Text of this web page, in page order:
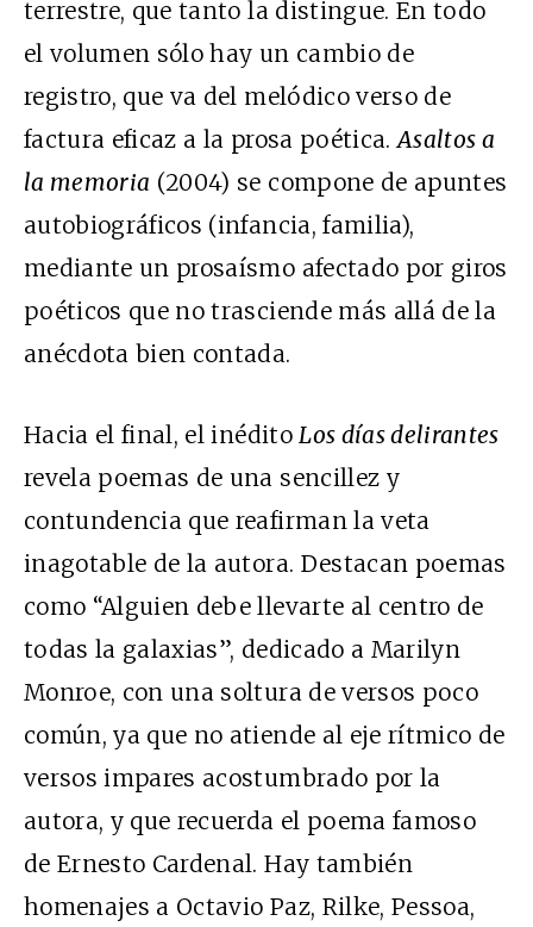
terrestre, que tanto la distingue. En todo
el volumen sólo hay un cambio de
registro, que va del melódico verso de
factura eficaz a la prosa poética. Asaltos a
la memoria (2004) se compone de apuntes
autobiográficos (infancia, familia),
mediante un prosaísmo afectado por giros
poéticos que no trasciende más allá de la
anécdota bien contada.
Hacia el final, el inédito Los días delirantes
revela poemas de una sencillez y
contundencia que reafirman la veta
inagotable de la autora. Destacan poemas
como “Alguien debe llevarte al centro de
todas la galaxias”, dedicado a Marilyn
Monroe, con una soltura de versos poco
común, ya que no atiende al eje rítmico de
versos impares acostumbrado por la
autora, y que recuerda el poema famoso
de Ernesto Cardenal. Hay también
homenajes a Octavio Paz, Rilke, Pessoa,